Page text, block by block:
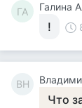
ГА Галина
!
ВН
Что